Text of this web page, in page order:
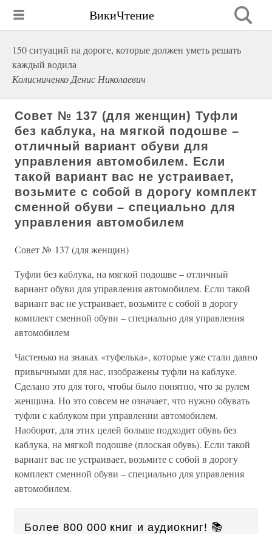
ВикиЧтение
150 ситуаций на дороге, которые должен уметь решать
каждый водила
Колисниченко Денис Николаевич
Совет № 137 (для женщин) Туфли
без каблука, на мягкой подошве –
отличный вариант обуви для
управления автомобилем. Если
такой вариант вас не устраивает,
возьмите с собой в дорогу комплект
сменной обуви – специально для
управления автомобилем
Совет № 137 (для женщин)
Туфли без каблука, на мягкой подошве – отличный
вариант обуви для управления автомобилем. Если такой
вариант вас не устраивает, возьмите с собой в дорогу
комплект сменной обуви – специально для управления
автомобилем
Частенько на знаках «туфелька», которые уже стали давно
привычными для нас, изображены туфли на каблуке.
Сделано это для того, чтобы было понятно, что за рулем
женщина. Но это совсем не означает, что нужно обувать
туфли с каблуком при управлении автомобилем.
Наоборот, для этих целей больше подходит обувь без
каблука, на мягкой подошве (плоская обувь). Если такой
вариант вас не устраивает, возьмите с собой в дорогу
комплект сменной обуви – специально для управления
автомобилем.
Более 800 000 книг и аудиокниг! 📚